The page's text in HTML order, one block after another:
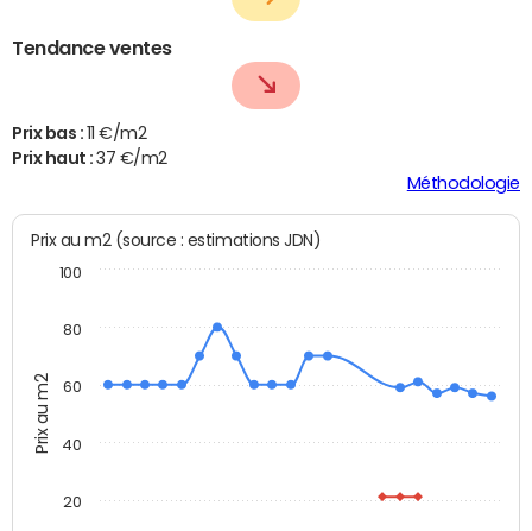
Tendance ventes
Prix bas :
11 €/m2
Prix haut :37 €/m2
Méthodologie
Prix au m2
Prix au m2 (source : estimations JDN)
20
40
60
80
100